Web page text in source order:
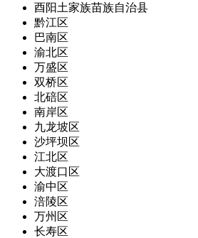
酉阳土家族苗族自治县
黔江区
巴南区
渝北区
万盛区
双桥区
北碚区
南岸区
九龙坡区
沙坪坝区
江北区
大渡口区
渝中区
涪陵区
万州区
长寿区